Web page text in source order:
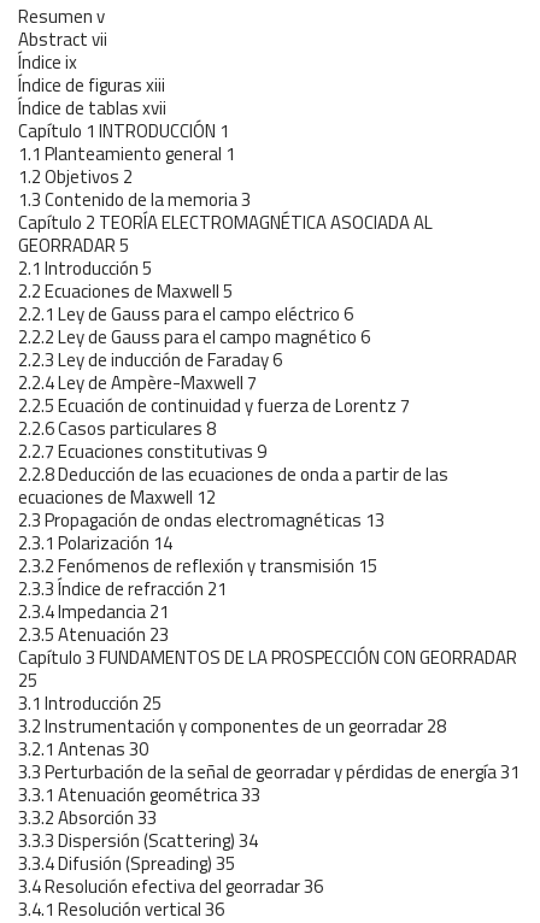
Resumen v
Abstract vii
Índice ix
Índice de figuras xiii
Índice de tablas xvii
Capítulo 1 INTRODUCCIÓN 1
1.1 Planteamiento general 1
1.2 Objetivos 2
1.3 Contenido de la memoria 3
Capítulo 2 TEORÍA ELECTROMAGNÉTICA ASOCIADA AL
GEORRADAR 5
2.1 Introducción 5
2.2 Ecuaciones de Maxwell 5
2.2.1 Ley de Gauss para el campo eléctrico 6
2.2.2 Ley de Gauss para el campo magnético 6
2.2.3 Ley de inducción de Faraday 6
2.2.4 Ley de Ampère-Maxwell 7
2.2.5 Ecuación de continuidad y fuerza de Lorentz 7
2.2.6 Casos particulares 8
2.2.7 Ecuaciones constitutivas 9
2.2.8 Deducción de las ecuaciones de onda a partir de las
ecuaciones de Maxwell 12
2.3 Propagación de ondas electromagnéticas 13
2.3.1 Polarización 14
2.3.2 Fenómenos de reflexión y transmisión 15
2.3.3 Índice de refracción 21
2.3.4 Impedancia 21
2.3.5 Atenuación 23
Capítulo 3 FUNDAMENTOS DE LA PROSPECCIÓN CON GEORRADAR
25
3.1 Introducción 25
3.2 Instrumentación y componentes de un georradar 28
3.2.1 Antenas 30
3.3 Perturbación de la señal de georradar y pérdidas de energía 31
3.3.1 Atenuación geométrica 33
3.3.2 Absorción 33
3.3.3 Dispersión (Scattering) 34
3.3.4 Difusión (Spreading) 35
3.4 Resolución efectiva del georradar 36
3.4.1 Resolución vertical 36